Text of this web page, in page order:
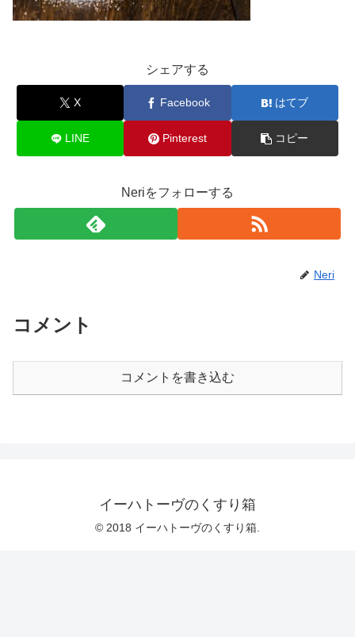
シェアする
X Facebook はてブ
LINE Pinterest コピー
Neriをフォローする
Neri
コメント
コメントを書き込む
イーハトーヴのくすり箱
© 2018 イーハトーヴのくすり箱.